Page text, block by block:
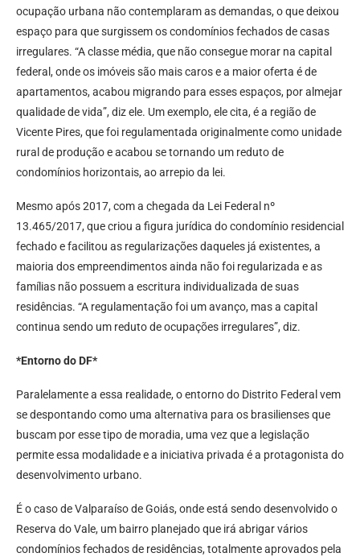
ocupação urbana não contemplaram as demandas, o que deixou
espaço para que surgissem os condomínios fechados de casas
irregulares. “A classe média, que não consegue morar na capital
federal, onde os imóveis são mais caros e a maior oferta é de
apartamentos, acabou migrando para esses espaços, por almejar
qualidade de vida”, diz ele. Um exemplo, ele cita, é a região de
Vicente Pires, que foi regulamentada originalmente como unidade
rural de produção e acabou se tornando um reduto de
condomínios horizontais, ao arrepio da lei.
Mesmo após 2017, com a chegada da Lei Federal nº
13.465/2017, que criou a figura jurídica do condomínio residencial
fechado e facilitou as regularizações daqueles já existentes, a
maioria dos empreendimentos ainda não foi regularizada e as
famílias não possuem a escritura individualizada de suas
residências. “A regulamentação foi um avanço, mas a capital
continua sendo um reduto de ocupações irregulares”, diz.
*Entorno do DF*
Paralelamente a essa realidade, o entorno do Distrito Federal vem
se despontando como uma alternativa para os brasilienses que
buscam por esse tipo de moradia, uma vez que a legislação
permite essa modalidade e a iniciativa privada é a protagonista do
desenvolvimento urbano.
É o caso de Valparaíso de Goiás, onde está sendo desenvolvido o
Reserva do Vale, um bairro planejado que irá abrigar vários
condomínios fechados de residências, totalmente aprovados pela